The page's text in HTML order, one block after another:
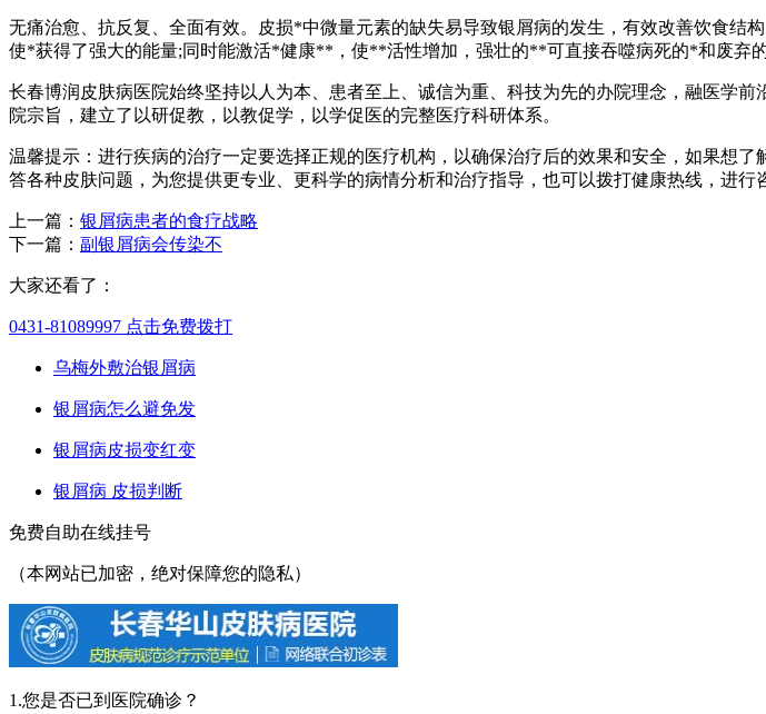
无痛治愈、抗反复、全面有效。皮损*中微量元素的缺失易导致银屑病的发生，有效改善饮食结
使*获得了强大的能量;同时能激活*健康**，使**活性增加，强壮的**可直接吞噬病死的*和废弃
长春博润皮肤病医院始终坚持以人为本、患者至上、诚信为重、科技为先的办院理念，融医学
院宗旨，建立了以研促教，以教促学，以学促医的完整医疗科研体系。
温馨提示：进行疾病的治疗一定要选择正规的医疗机构，以确保治疗后的效果和安全，如果想
答各种皮肤问题，为您提供更专业、更科学的病情分析和治疗指导，也可以拨打健康热线，进行
上一篇： 银屑病患者的食疗战略
下一篇： 副银屑病会传染不
大家还看了：
0431-81089997 点击免费拨打
乌梅外敷治银屑病
银屑病怎么避免发
银屑病皮损变红变
银屑病 皮损判断
免费自助在线挂号
（本网站已加密，绝对保障您的隐私）
1.您是否已到医院确诊？